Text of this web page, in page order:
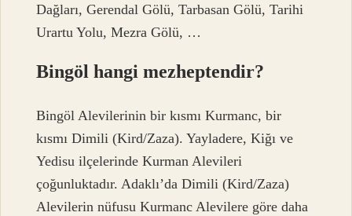
Dağları, Gerendal Gölü, Tarbasan Gölü, Tarihi
Urartu Yolu, Mezra Gölü, …
Bingöl hangi mezheptendir?
Bingöl Alevilerinin bir kısmı Kurmanc, bir
kısmı Dimili (Kird/Zaza). Yayladere, Kiğı ve
Yedisu ilçelerinde Kurman Alevileri
çoğunluktadır. Adaklı’da Dimili (Kird/Zaza)
Alevilerin nüfusu Kurmanc Alevilere göre daha